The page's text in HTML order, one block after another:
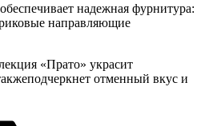
надежная фурнитура:
направляющие
«Прато» украсит
отменный вкус и